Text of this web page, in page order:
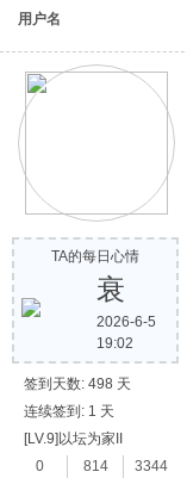
用户名
TA的每日心情
衰
2026-6-5
19:02
签到天数: 498 天
连续签到: 1 天
[LV.9]以坛为家II
0
814
3344